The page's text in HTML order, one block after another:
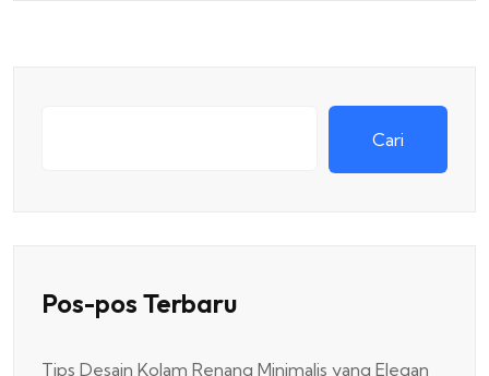
Cari
Pos-pos Terbaru
Tips Desain Kolam Renang Minimalis yang Elegan